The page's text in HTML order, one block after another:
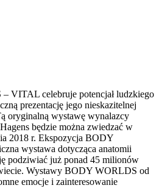
VITAL celebruje potencjał ludzkiego
prezentację jego nieskazitelnej
oryginalną wystawę wynalazcy
będzie można zwiedzać w
2018 r. Ekspozycja BODY
wystawa dotycząca anatomii
podziwiać już ponad 45 milionów
Wystawy BODY WORLDS od
emocje i zainteresowanie